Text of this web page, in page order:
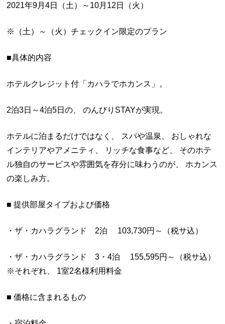
2021年9月4日（土）～10月12日（火）
※（土）～（火）チェックイン限定のプラン
■具体的内容
ホテルクレジット付「カハラでホカンス」。
2泊3日～4泊5日の、 のんびりSTAYが実現。
ホテルに泊まるだけではなく、 スパや温泉、 おしゃれな
インテリアやアメニティ、 リッチな食事など、 そのホテ
ル独自のサービスや雰囲気を存分に味わうのが、 ホカンス
の楽しみ方。
■ 提供部屋タイプおよび価格
・ザ・カハラグランド 2泊 103,730円～（税サ込）
・ザ・カハラグランド 3・4泊 155,595円～（税サ込）
※それぞれ、 1室2名様利用料金
■ 価格に含まれるもの